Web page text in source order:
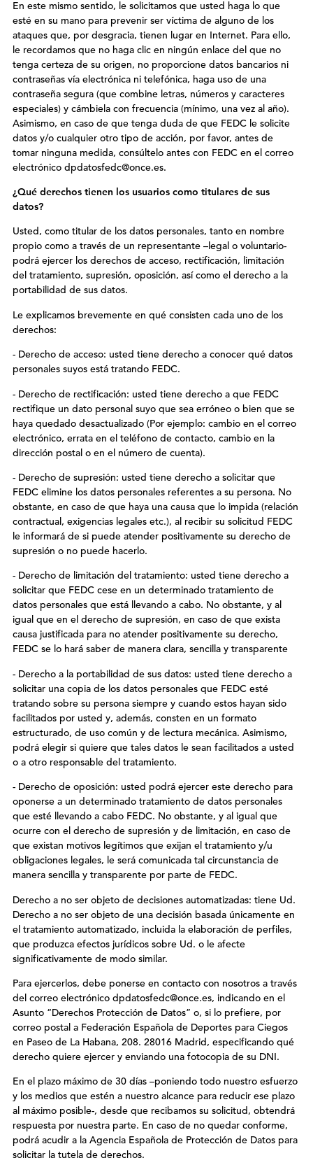
En este mismo sentido, le solicitamos que usted haga lo que
esté en su mano para prevenir ser víctima de alguno de los
ataques que, por desgracia, tienen lugar en Internet. Para ello,
le recordamos que no haga clic en ningún enlace del que no
tenga certeza de su origen, no proporcione datos bancarios ni
contraseñas vía electrónica ni telefónica, haga uso de una
contraseña segura (que combine letras, números y caracteres
especiales) y cámbiela con frecuencia (mínimo, una vez al año).
Asimismo, en caso de que tenga duda de que FEDC le solicite
datos y/o cualquier otro tipo de acción, por favor, antes de
tomar ninguna medida, consúltelo antes con FEDC en el correo
electrónico dpdatosfedc@once.es.
¿Qué derechos tienen los usuarios como titulares de sus
datos?
Usted, como titular de los datos personales, tanto en nombre
propio como a través de un representante –legal o voluntario-
podrá ejercer los derechos de acceso, rectificación, limitación
del tratamiento, supresión, oposición, así como el derecho a la
portabilidad de sus datos.
Le explicamos brevemente en qué consisten cada uno de los
derechos:
- Derecho de acceso: usted tiene derecho a conocer qué datos
personales suyos está tratando FEDC.
- Derecho de rectificación: usted tiene derecho a que FEDC
rectifique un dato personal suyo que sea erróneo o bien que se
haya quedado desactualizado (Por ejemplo: cambio en el correo
electrónico, errata en el teléfono de contacto, cambio en la
dirección postal o en el número de cuenta).
- Derecho de supresión: usted tiene derecho a solicitar que
FEDC elimine los datos personales referentes a su persona. No
obstante, en caso de que haya una causa que lo impida (relación
contractual, exigencias legales etc.), al recibir su solicitud FEDC
le informará de si puede atender positivamente su derecho de
supresión o no puede hacerlo.
- Derecho de limitación del tratamiento: usted tiene derecho a
solicitar que FEDC cese en un determinado tratamiento de
datos personales que está llevando a cabo. No obstante, y al
igual que en el derecho de supresión, en caso de que exista
causa justificada para no atender positivamente su derecho,
FEDC se lo hará saber de manera clara, sencilla y transparente
- Derecho a la portabilidad de sus datos: usted tiene derecho a
solicitar una copia de los datos personales que FEDC esté
tratando sobre su persona siempre y cuando estos hayan sido
facilitados por usted y, además, consten en un formato
estructurado, de uso común y de lectura mecánica. Asimismo,
podrá elegir si quiere que tales datos le sean facilitados a usted
o a otro responsable del tratamiento.
- Derecho de oposición: usted podrá ejercer este derecho para
oponerse a un determinado tratamiento de datos personales
que esté llevando a cabo FEDC. No obstante, y al igual que
ocurre con el derecho de supresión y de limitación, en caso de
que existan motivos legítimos que exijan el tratamiento y/u
obligaciones legales, le será comunicada tal circunstancia de
manera sencilla y transparente por parte de FEDC.
Derecho a no ser objeto de decisiones automatizadas: tiene Ud.
Derecho a no ser objeto de una decisión basada únicamente en
el tratamiento automatizado, incluida la elaboración de perfiles,
que produzca efectos jurídicos sobre Ud. o le afecte
significativamente de modo similar.
Para ejercerlos, debe ponerse en contacto con nosotros a través
del correo electrónico dpdatosfedc@once.es, indicando en el
Asunto “Derechos Protección de Datos” o, si lo prefiere, por
correo postal a Federación Española de Deportes para Ciegos
en Paseo de La Habana, 208. 28016 Madrid, especificando qué
derecho quiere ejercer y enviando una fotocopia de su DNI.
En el plazo máximo de 30 días –poniendo todo nuestro esfuerzo
y los medios que estén a nuestro alcance para reducir ese plazo
al máximo posible-, desde que recibamos su solicitud, obtendrá
respuesta por nuestra parte. En caso de no quedar conforme,
podrá acudir a la Agencia Española de Protección de Datos para
solicitar la tutela de derechos.